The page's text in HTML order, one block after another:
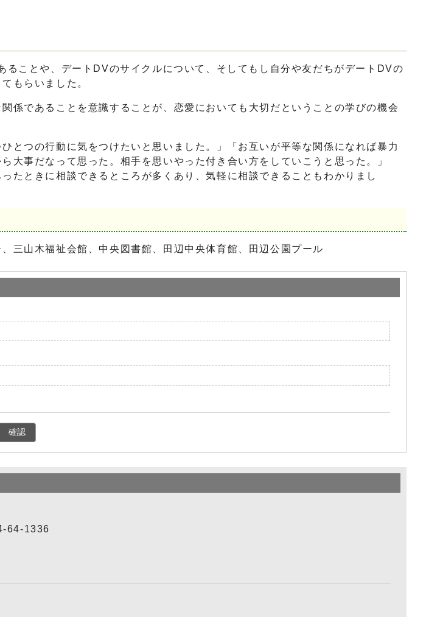
ことや、デートDVのサイクルについて、そしてもし自分や友だちがデートDVの
もらいました。
係であることを意識することが、恋愛においても大切だということの学びの機会
とつの行動に気をつけたいと思いました。」「お互いが平等な関係になれば暴力
事だなって思った。相手を思いやった付き合い方をしていこうと思った。」
たときに相談できるところが多くあり、気軽に相談できることもわかりまし
三山木福祉会館、中央図書館、田辺中央体育館、田辺公園プール
確認
64-1336